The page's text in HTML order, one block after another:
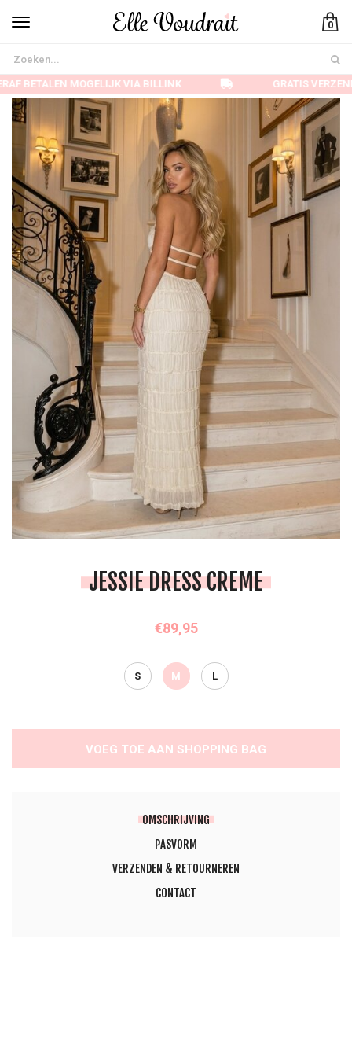
0
BETALEN MOGELIJK VIA BILLINK GRATIS
JESSIE DRESS CREME
€89,95
OMSCHRIJVING
PASVORM
VERZENDEN & RETOURNEREN
CONTACT
S M L
VOEG TOE AAN SHOPPING BAG